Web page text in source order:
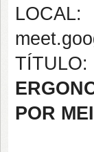
TÍTULO:
POR